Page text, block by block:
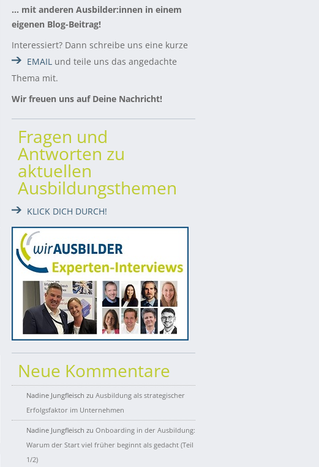
… mit anderen Ausbilder:innen in einem
eigenen Blog-Beitrag!
Interessiert? Dann schreibe uns eine kurze
EMAIL und teile uns das angedachte
Thema mit.
Wir freuen uns auf Deine Nachricht!
Fragen und
Antworten zu
aktuellen
Ausbildungsthemen
KLICK DICH DURCH!
Neue Kommentare
Nadine Jungfleisch zu Ausbildung als strategischer
Erfolgsfaktor im Unternehmen
Nadine Jungfleisch zu Onboarding in der Ausbildung:
Warum der Start viel früher beginnt als gedacht (Teil
1/2)